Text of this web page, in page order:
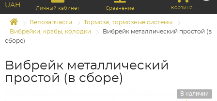
UAH
Личный кабинет Сравнение Корзина
Велозапчасти
Тормоза, тормозные системы
Вибрейки, крабы, колодки
Вибрейк металлический простой (в
сборе)
Вибрейк металлический
простой (в сборе)
В наличии